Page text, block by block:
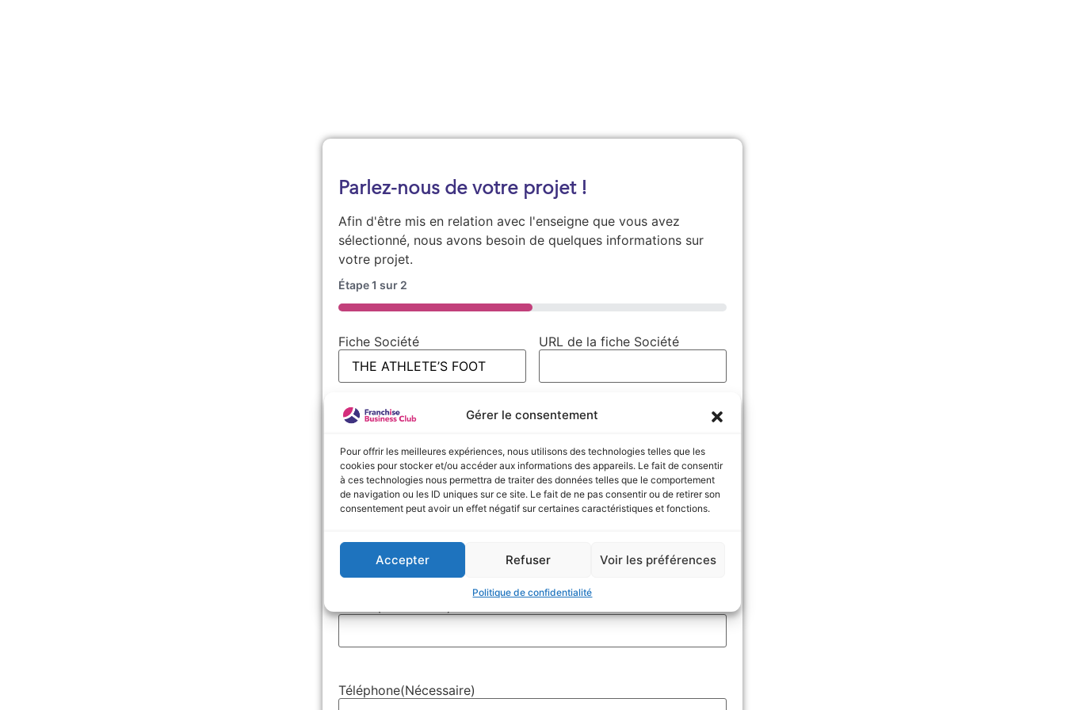
Gérer le consentement
Pour offrir les meilleures expériences, nous utilisons des technologies telles que les
cookies pour stocker et/ou accéder aux informations des appareils. Le fait de consentir
à ces technologies nous permettra de traiter des données telles que le comportement
de navigation ou les ID uniques sur ce site. Le fait de ne pas consentir ou de retirer son
consentement peut avoir un effet négatif sur certaines caractéristiques et fonctions.
Accepter Refuser Voir les préférences
Politique de confidentialité
Parlez-nous de votre projet !
Afin d'être mis en relation avec l'enseigne que vous avez
sélectionné, nous avons besoin de quelques informations sur
votre projet.
Étape1 sur 2
50%
Fiche Société
URL de la fiche Société
Nom(Nécessaire)
Téléphone(Nécessaire)